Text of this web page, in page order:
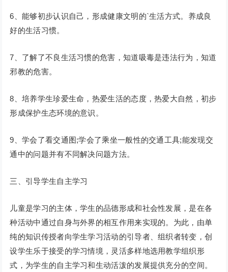
6、能够初步认识自己，形成健康文明的`生活方式。养成良
好的生活习惯。
7、了解了不良生活习惯的危害，知道吸毒是违法行为，知道
邪教的危害。
8、培养学生珍爱生命，热爱生活的态度，热爱大自然，初步
形成保护生态环境的意识。
9、学会了看交通图;学会了乘坐一般性的交通工具;能发现交
通中的问题并有不同解决问题方法。
三、引导学生自主学习
儿童是学习的主体，学生的品德形成和社会性发展，是在各
种活动中通过自身与外界的相互作用来实现的。为此，由单
纯的知识传授者向学生学习活动的引导者、组织者转变，创
设学生乐于接受的学习情境，灵活多样地选用教学组织形
式，为学生的自主学习和生动活泼的发展提供充分的空间。